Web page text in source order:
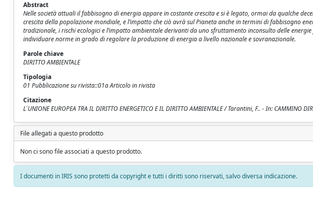
Abstract
Nelle società attuali il fabbisogno di energia appare in costante crescita e si è legato, ormai da qualche
crescita della popolazione mondiale, e l’impatto che ciò avrà sul Pianeta anche in termini di fabbisogno
tradizionale, i rischi ecologici e l’impatto ambientale derivanti da uno sfruttamento inconsulto delle
individuare norme in grado di regolare la produzione di energia a livello nazionale e sovranazionale.
Parole chiave
DIRITTO AMBIENTALE
Tipologia
01 Pubblicazione su rivista::01a Articolo in rivista
Citazione
L ́UNIONE EUROPEA TRA IL DIRITTO ENERGETICO E IL DIRITTO AMBIENTALE / Tarantini, F.. - In: CAMMINO
File allegati a questo prodotto
Non ci sono file associati a questo prodotto.
I documenti in IRIS sono protetti da copyright e tutti i diritti sono riservati, salvo diversa indicazione.